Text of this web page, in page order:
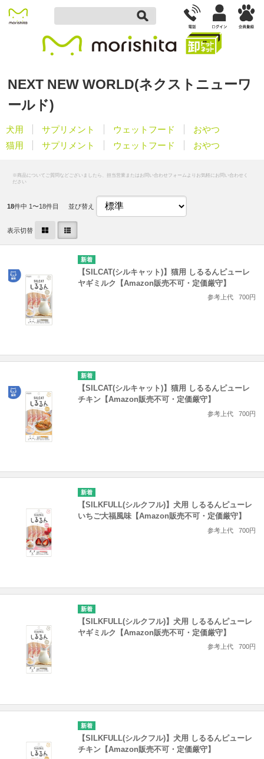
NEXT NEW WORLD(ネクストニューワ
ールド)
犬用 サプリメント ウェットフード
おやつ
猫用
サプリメント ウェットフード おやつ
18件中 1〜18件目 並び替え
表示切替
【SILCAT(シルキャット)】猫用 しるるんピューレ
ヤギミルク【Amazon販売不可・定価厳守】
参考上代 700円
【SILCAT(シルキャット)】猫用 しるるんピューレ
チキン【Amazon販売不可・定価厳守】
参考上代 700円
【SILKFULL(シルクフル)】犬用 しるるんピューレ
いちご大福風味【Amazon販売不可・定価厳守】
参考上代 700円
【SILKFULL(シルクフル)】犬用 しるるんピューレ
ヤギミルク【Amazon販売不可・定価厳守】
参考上代 700円
【SILKFULL(シルクフル)】犬用 しるるんピューレ
チキン【Amazon販売不可・定価厳守】